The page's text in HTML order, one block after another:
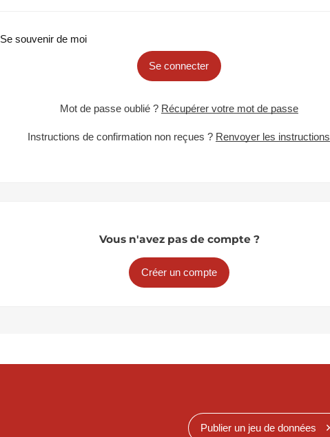
Se souvenir de moi
Se connecter
Mot de passe oublié ? Récupérer votre mot de passe
Instructions de confirmation non reçues ? Renvoyer les instructions
Vous n'avez pas de compte ?
Créer un compte
Publier un jeu de données